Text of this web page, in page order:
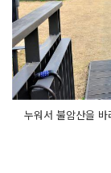
누워서 불암산을